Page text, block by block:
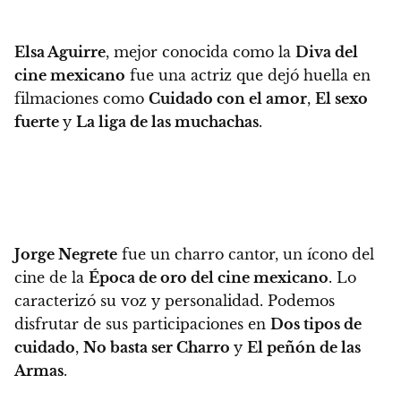
Elsa Aguirre, mejor conocida como la Diva del
cine mexicano fue una actriz que dejó huella en
filmaciones como Cuidado con el amor, El sexo
fuerte y La liga de las muchachas.
Jorge Negrete fue un charro cantor, un ícono del
cine de la Época de oro del cine mexicano. Lo
caracterizó su voz y personalidad. Podemos
disfrutar de sus participaciones en Dos tipos de
cuidado, No basta ser Charro y El peñón de las
Armas.